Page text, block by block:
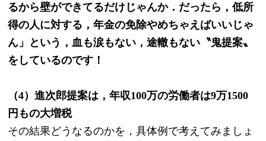
るから壁ができてるだけじゃんか．だったら，低所
得の人に対する，年金の免除やめちゃえばいいじゃ
ん」という，血も涙もない，途轍もない〝鬼提案〟
をしているのです！
（4）進次郎提案は，年収100万の労働者は9万1500
円もの大増税
その結果どうなるのかを，具体例で考えてみましょ